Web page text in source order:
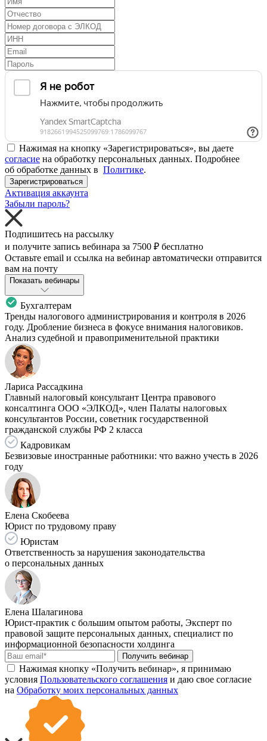
Нажимая на кнопку «Зарегистрироваться», вы даете
согласие на обработку персональных данных. Подробнее
об обработке данных в Политике.
Зарегистрироваться
Активация аккаунта
Забыли пароль?
Подпишитесь на рассылку
и получите запись вебинара за 7500 ₽ бесплатно
Оставьте email и ссылка на вебинар автоматически отправится
вам на почту
Показать вебинары
Бухгалтерам
Тренды налогового администрирования и контроля в 2026
году. Дробление бизнеса в фокусе внимания налоговиков.
Анализ судебной и правоприменительной практики
Лариса Рассадкина
Главный налоговый консультант Центра правового
консалтинга ООО «ЭЛКОД», член Палаты налоговых
консультантов России, советник государственной
гражданской службы РФ 2 класса
Кадровикам
Безвизовые иностранные работники: что важно учесть в 2026
году
Елена Скобеева
Юрист по трудовому праву
Юристам
Ответственность за нарушения законодательства
о персональных данных
Елена Шалагинова
Юрист-практик с большим опытом работы, Эксперт по
правовой защите персональных данных, специалист по
информационной безопасности холдинга
Получить вебинар
Нажимая кнопку «Получить вебинар», я принимаю
условия Пользовательского соглашения и даю свое согласие
на Обработку моих персональных данных